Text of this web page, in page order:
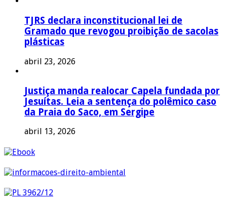
TJRS declara inconstitucional lei de
Gramado que revogou proibição de sacolas
plásticas
abril 23, 2026
Justiça manda realocar Capela fundada por
Jesuítas. Leia a sentença do polêmico caso
da Praia do Saco, em Sergipe
abril 13, 2026